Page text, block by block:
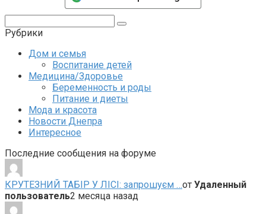
Рубрики
Дом и семья
Воспитание детей
Медицина/Здоровье
Беременность и роды
Питание и диеты
Мода и красота
Новости Днепра
Интересное
Последние сообщения на форуме
КРУТЕЗНИЙ ТАБІР У ЛІСІ: запрошуєм …от Удаленный
пользователь2 месяца назад